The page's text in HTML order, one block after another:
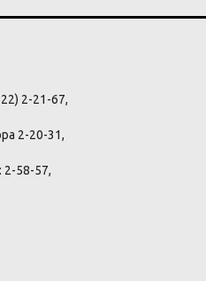
2-21-67,
2-20-31,
58-57,